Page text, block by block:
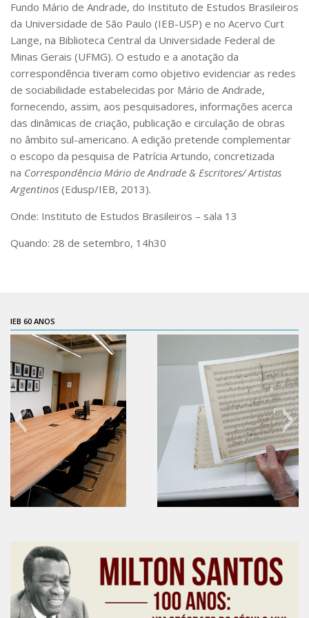
CaC
CD
CDH
CEQUALI
CRInt
CSA
Acadêmico
Serviço de Apoio ao Ensino
Concurso Docente
Contratos
PCA
Divisão Administrativa Financeira
Sobre
Divisão de Apoio e Divulgação
Transparência
Acervo
Arquivo
Consulta/Normas
Ações e Parcerias
Eventos
Fundo Mário de Andrade, do Instituto de Estudos Brasileiros
da Universidade de São Paulo (IEB-USP) e no Acervo Curt
Lange, na Biblioteca Central da Universidade Federal de
Minas Gerais (UFMG). O estudo e a anotação da
correspondência tiveram como objetivo evidenciar as redes
de sociabilidade estabelecidas por Mário de Andrade,
fornecendo, assim, aos pesquisadores, informações acerca
das dinâmicas de criação, publicação e circulação de obras
no âmbito sul-americano. A edição pretende complementar
o escopo da pesquisa de Patrícia Artundo, concretizada
na Correspondência Mário de Andrade & Escritores/ Artistas
Argentinos (Edusp/IEB, 2013).
Onde: Instituto de Estudos Brasileiros – sala 13
Quando: 28 de setembro, 14h30
IEB 60 ANOS